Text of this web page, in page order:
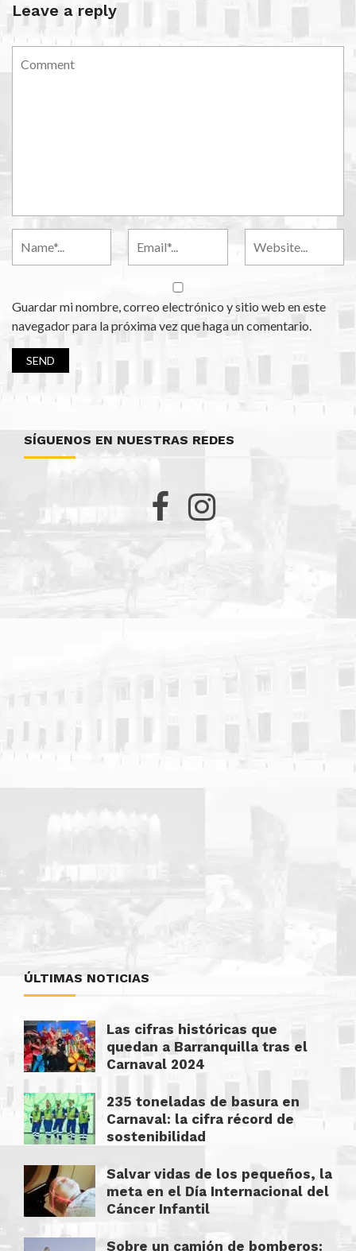
Leave a reply
Guardar mi nombre, correo electrónico y sitio web en este
navegador para la próxima vez que haga un comentario.
SÍGUENOS EN NUESTRAS REDES
ÚLTIMAS NOTICIAS
Las cifras históricas que
quedan a Barranquilla tras el
Carnaval 2024
235 toneladas de basura en
Carnaval: la cifra récord de
sostenibilidad
Salvar vidas de los pequeños, la
meta en el Día Internacional del
Cáncer Infantil
Sobre un camión de bomberos: